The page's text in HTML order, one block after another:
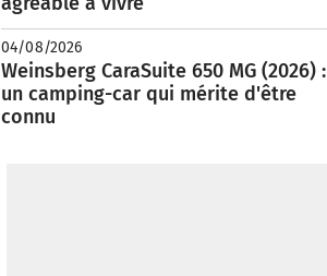
04/08/2026
Weinsberg CaraSuite 650 MG (2026) :
un camping-car qui mérite d'être
connu